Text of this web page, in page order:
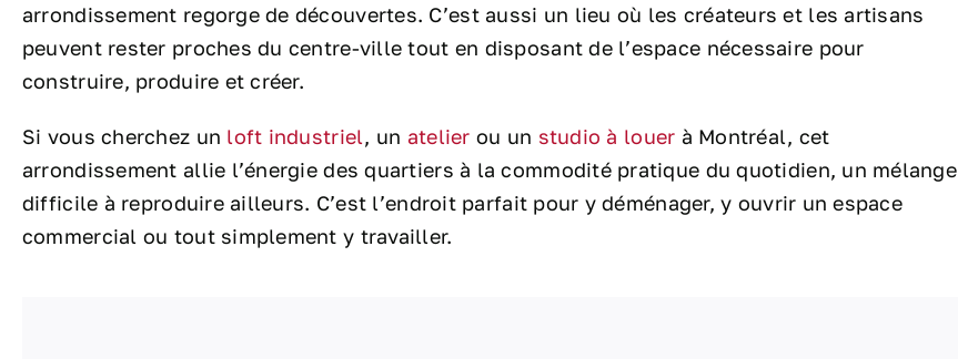
arrondissement regorge de découvertes. C’est aussi un lieu où les créateurs et les artisans
peuvent rester proches du centre-ville tout en disposant de l’espace nécessaire pour
construire, produire et créer.
Si vous cherchez un loft industriel, un atelier ou un studio à louer à Montréal, cet
arrondissement allie l’énergie des quartiers à la commodité pratique du quotidien, un mélange
difficile à reproduire ailleurs. C’est l’endroit parfait pour y déménager, y ouvrir un espace
commercial ou tout simplement y travailler.